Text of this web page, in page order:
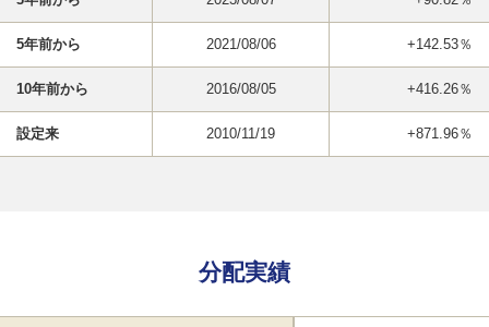
5年前から 2021/08/06 +142.53％
10年前から 2016/08/05 +416.26％
設定来 2010/11/19 +871.96％
分配実績